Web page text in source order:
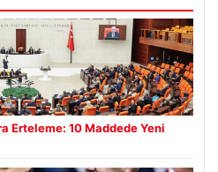
Erteleme: 10 Maddede Yeni